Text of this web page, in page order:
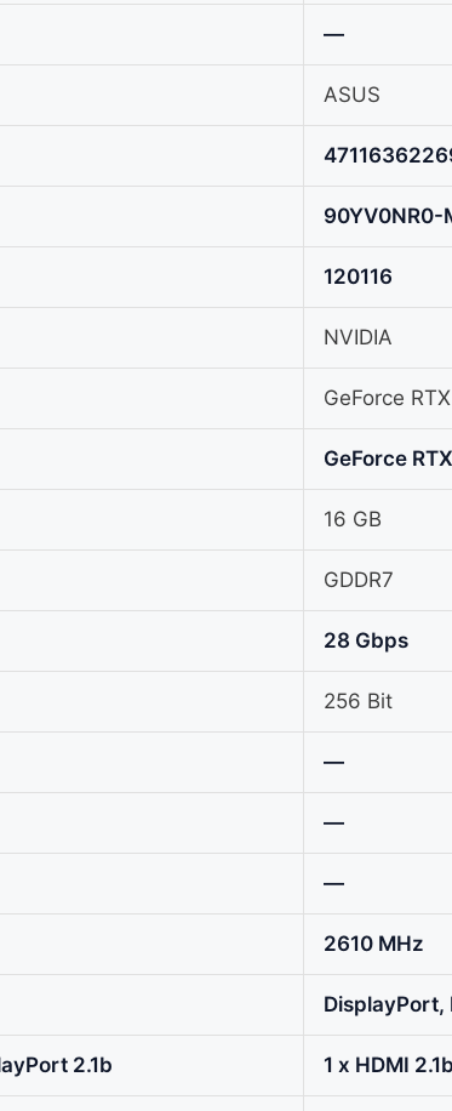
—
ASUS
90YV0NR0-
120116
NVIDIA
GeForce
GeForce
16 GB
GDDR7
28 Gbps
256 Bit
—
—
—
2610 MHz
DisplayPort,
2.1b 1 x HDMI